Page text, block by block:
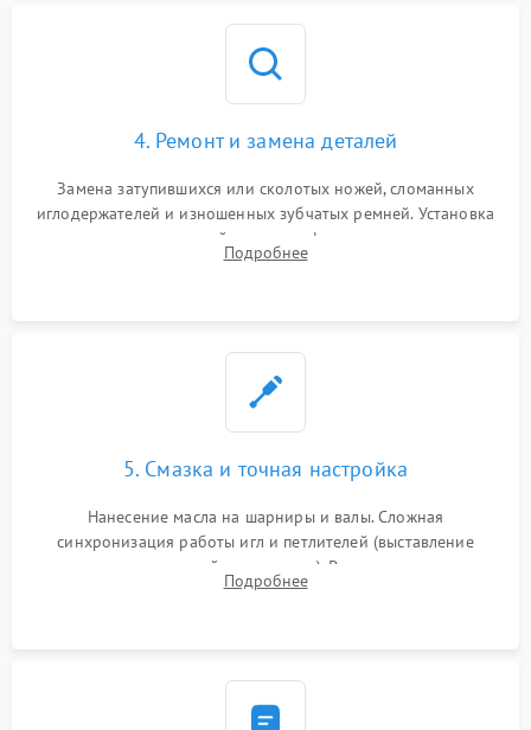
4. Ремонт и замена деталей
Замена затупившихся или сколотых ножей, сломанных
иглодержателей и изношенных зубчатых ремней. Установка
новых петлителей взамен деформированных.
Восстановление контактов в педали и цепях
Подробнее
5. Смазка и точная настройка
Нанесение масла на шарниры и валы. Сложная
синхронизация работы игл и петлителей (выставление
зазоров до сотых долей миллиметра). Регулировка прижима
ножей, ширины обметки и хода дифференциального
Подробнее